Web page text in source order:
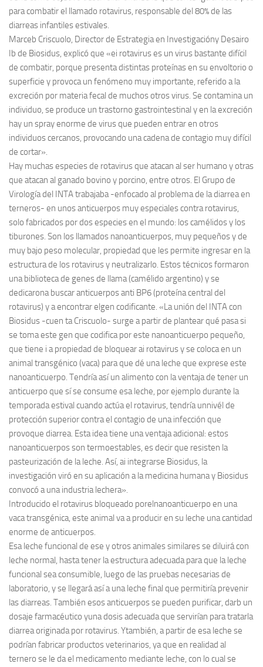
para combatir el llamado rotavirus, responsable del 80% de las
diarreas infantiles estivales.
Marceb Criscuolo, Director de Estrategia en Investigacióny Desairo
Ib de Biosidus, explicó que «ei rotavirus es un virus bastante difícil
de combatir, porque presenta distintas proteínas en su envoltorio o
superficie y provoca un fenómeno muy importante, referido a la
excreción por materia fecal de muchos otros virus. Se contamina un
individuo, se produce un trastorno gastrointestinal y en la excreción
hay un spray enorme de virus que pueden entrar en otros
individuos cercanos, provocando una cadena de contagio muy difícil
de cortar».
Hay muchas especies de rotavirus que atacan al ser humano y otras
que atacan al ganado bovino y porcino, entre otros. El Grupo de
Virología del INTA trabajaba -enfocado al problema de la diarrea en
terneros- en unos anticuerpos muy especiales contra rotavirus,
solo fabricados por dos especies en el mundo: los camélidos y los
tiburones. Son los llamados nanoanticuerpos, muy pequeños y de
muy bajo peso molecular, propiedad que les permite ingresar en la
estructura de los rotavirus y neutralizarlo. Estos técnicos formaron
una biblioteca de genes de llama (camélido argentino) y se
dedicarona buscar anticuerpos anti BP6 (proteína central del
rotavirus) y a encontrar elgen codificante. «La unión del INTA con
Biosidus -cuen ta Criscuolo- surge a partir de plantear qué pasa si
se toma este gen que codifica por este nanoanticuerpo pequeño,
que tiene i a propiedad de bloquear ai rotavirus y se coloca en un
animal transgénico (vaca) para que dé una leche que exprese este
nanoanticuerpo. Tendría así un alimento con la ventaja de tener un
anticuerpo que sí se consume esa leche, por ejemplo durante la
temporada estival cuando actúa el rotavirus, tendría unnivél de
protección superior contra el contagio de una infección que
provoque diarrea. Esta idea tiene una ventaja adicional: estos
nanoanticuerpos son termoestables, es decir que resisten la
pasteurización de la leche. Así, ai integrarse Biosidus, la
investigación viró en su aplicación a la medicina humana y Biosidus
convocó a una industria lechera».
Introducido el rotavirus bloqueado porelnanoanticuerpo en una
vaca transgénica, este animal va a producir en su leche una cantidad
enorme de anticuerpos.
Esa leche funcional de ese y otros animales similares se diluirá con
leche normal, hasta tener la estructura adecuada para que la leche
funcional sea consumible, luego de las pruebas necesarias de
laboratorio, y se llegará así a una leche final que permitiría prevenir
las diarreas. También esos anticuerpos se pueden purificar, darb un
dosaje farmacéutico yuna dosis adecuada que servirían para tratarla
diarrea originada por rotavirus. Ytambién, a partir de esa leche se
podrían fabricar productos veterinarios, ya que en realidad al
ternero se le da el medicamento mediante leche, con lo cual se